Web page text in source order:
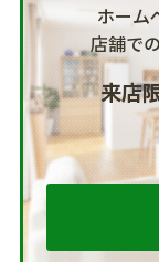
ホーム
店舗で
来店